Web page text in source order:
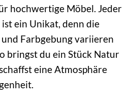
hochwertige Möbel. Jeder
ein Unikat, denn die
Farbgebung variieren
bringst du ein Stück Natur
eine Atmosphäre